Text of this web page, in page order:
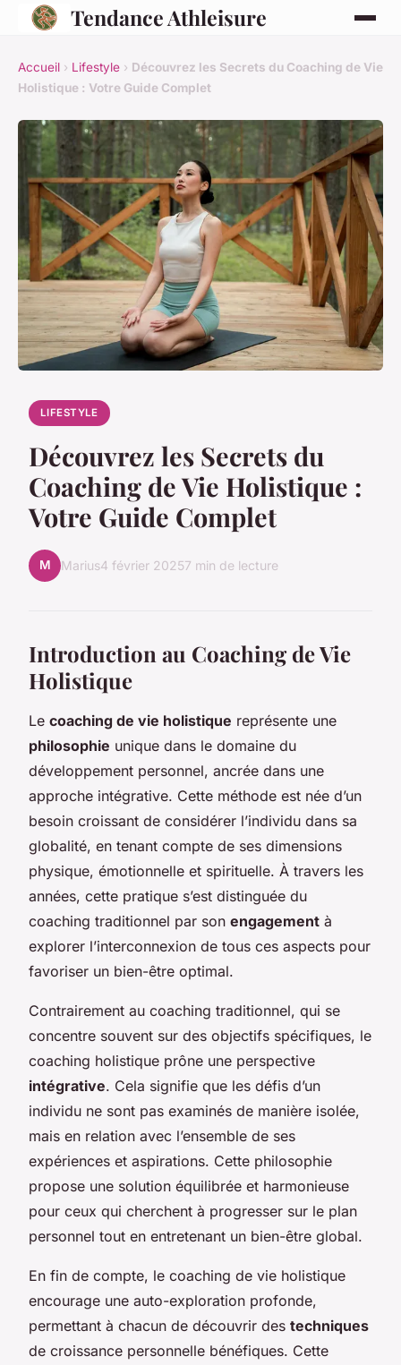
Tendance Athleisure
Accueil › Lifestyle › Découvrez les Secrets du Coaching de Vie
Holistique : Votre Guide Complet
LIFESTYLE
Découvrez les Secrets du
Coaching de Vie Holistique :
Votre Guide Complet
M Marius4 février 20257 min de lecture
Introduction au Coaching de Vie
Holistique
Le coaching de vie holistique représente une
philosophie unique dans le domaine du
développement personnel, ancrée dans une
approche intégrative. Cette méthode est née d’un
besoin croissant de considérer l’individu dans sa
globalité, en tenant compte de ses dimensions
physique, émotionnelle et spirituelle. À travers les
années, cette pratique s’est distinguée du
coaching traditionnel par son engagement à
explorer l’interconnexion de tous ces aspects pour
favoriser un bien-être optimal.
Contrairement au coaching traditionnel, qui se
concentre souvent sur des objectifs spécifiques, le
coaching holistique prône une perspective
intégrative. Cela signifie que les défis d’un
individu ne sont pas examinés de manière isolée,
mais en relation avec l’ensemble de ses
expériences et aspirations. Cette philosophie
propose une solution équilibrée et harmonieuse
pour ceux qui cherchent à progresser sur le plan
personnel tout en entretenant un bien-être global.
En fin de compte, le coaching de vie holistique
encourage une auto-exploration profonde,
permettant à chacun de découvrir des techniques
de croissance personnelle bénéfiques. Cette